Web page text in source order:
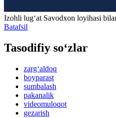
Izohli lugʻat Savodxon loyihasi
Batafsil
Tasodifiy so‘zlar
zarg‘aldoq
boyparast
sumbalash
pakanalik
videomuloqot
gezarish